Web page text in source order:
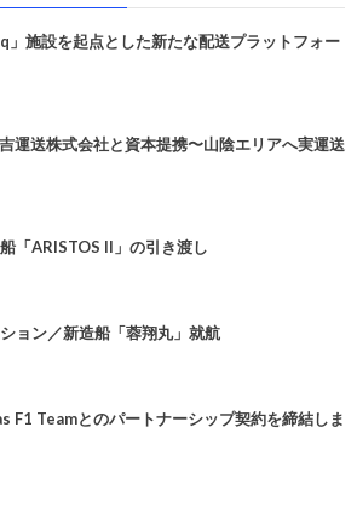
施設を起点とした新たな配送プラットフォー
運送株式会社と資本提携〜山陰エリアへ実運送
「ARISTOS II」の引き渡し
ョン／新造船「蓉翔丸」就航
F1 Teamとのパートナーシップ契約を締結しま